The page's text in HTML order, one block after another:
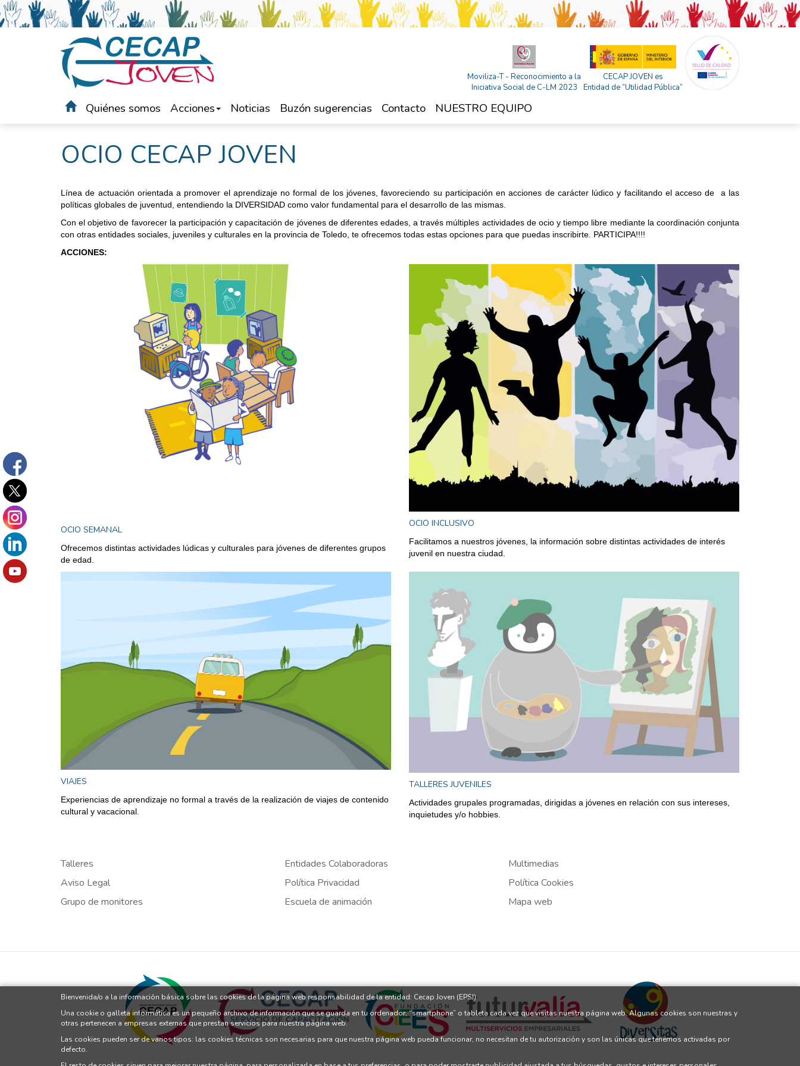
Moviliza-T - Reconocimiento a la
Iniciativa Social de C-LM 2023
CECAP JOVEN es
Entidad de “Utilidad Pública”
Quiénes somos Acciones Noticias Buzón sugerencias Contacto NUESTRO EQUIPO
OCIO CECAP JOVEN
Línea de actuación orientada a promover el aprendizaje no formal de los jóvenes, favoreciendo su participación en acciones de carácter lúdico y facilitando el acceso de a las
políticas globales de juventud, entendiendo la DIVERSIDAD como valor fundamental para el desarrollo de las mismas.
Con el objetivo de favorecer la participación y capacitación de jóvenes de diferentes edades, a través múltiples actividades de ocio y tiempo libre mediante la coordinación conjunta
con otras entidades sociales, juveniles y culturales en la provincia de Toledo, te ofrecemos todas estas opciones para que puedas inscribirte. PARTICIPA!!!!
ACCIONES:
OCIO SEMANAL
Ofrecemos distintas actividades lúdicas y culturales para jóvenes de diferentes grupos
de edad.
OCIO INCLUSIVO
Facilitamos a nuestros jóvenes, la información sobre distintas actividades de interés
juvenil en nuestra ciudad.
VIAJES
Experiencias de aprendizaje no formal a través de la realización de viajes de contenido
cultural y vacacional.
TALLERES JUVENILES
Actividades grupales programadas, dirigidas a jóvenes en relación con sus intereses,
inquietudes y/o hobbies.
Talleres Entidades Colaboradoras
Multimedias
Aviso Legal
Política Privacidad
Política Cookies
Grupo de monitores
Escuela de animación Mapa web
Bienvenida/o a la información básica sobre las cookies de la página web responsabilidad de la entidad: Cecap Joven (EPSJ)
Una cookie o galleta informática es un pequeño archivo de información que se guarda en tu ordenador, “smartphone” o tableta cada vez que visitas nuestra página web. Algunas cookies son nuestras y
otras pertenecen a empresas externas que prestan servicios para nuestra página web.
Las cookies pueden ser de varios tipos: las cookies técnicas son necesarias para que nuestra página web pueda funcionar, no necesitan de tu autorización y son las únicas que tenemos activadas por
defecto.